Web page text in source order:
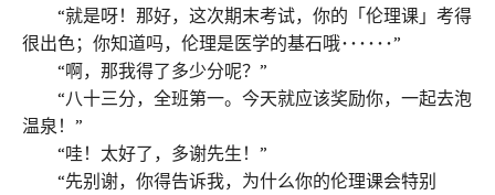
“就是呀！那好，这次期末考试，你的「伦理课」考得
很出色；你知道吗，伦理是医学的基石哦･･････”
“啊，那我得了多少分呢？”
“八十三分，全班第一。今天就应该奖励你，一起去泡
温泉！”
“哇！太好了，多谢先生！”
“先别谢，你得告诉我，为什么你的伦理课会特别